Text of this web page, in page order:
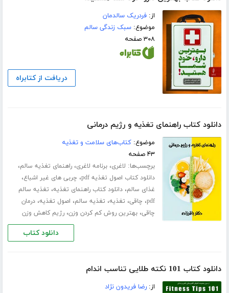
از:فردریک سالدمان
موضوع:سبک زندگی سالم
۳۰۸ صفحه
دریافت از کتابراه
دانلود کتاب راهنمای تغذیه و رژیم درمانی
موضوع:کتاب‌های سلامت و تغذیه
۴۳ صفحه
برچسب‌ها: لاغری،برنامه لاغری،راهنمای تغذیه سالم،
دانلود کتاب اصول تغذیه pdf ، چربی های غیر اشباع،
غذای سالم،دانلود کتاب راهنمای تغذیه، تغذیه سالم
pdf، چاقی، تغذیه، تغذیه سالم، اصول تغذیه،درمان
چاقی،بهترین روش کم کردن وزن،رژیم کاهش وزن
دانلود کتاب
دانلود کتاب 101 نکته طلایی تناسب اندام
از:رضا فریدون نژاد